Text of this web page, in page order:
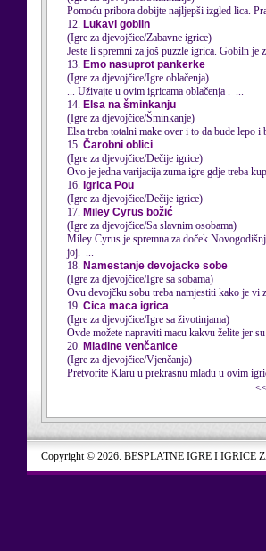
Pomoću pribora dobijte najljepši izgled lica.
12. Lukavi goblin
(Igre za djevojčice/Zabavne igrice)
Jeste li spremni za još puzzle igrica. Gobiln je
13. Emo nasuprot pankerke
(Igre za djevojčice/Igre oblačenja)
... Uživajte u ovim igricama oblačenja . ...
14. Elsa na šminkanju
(Igre za djevojčice/Šminkanje)
Elsa treba totalni make over i to da bude lepo
15. Čarobni oblici
(Igre za djevojčice/Dečije igrice)
Ovo je jedna varijacija zuma igre gdje treba
16. Igrica Pou
(Igre za djevojčice/Dečije igrice)
17. Miley Cyrus božić
(Igre za djevojčice/Sa slavnim osobama)
Miley Cyrus je spremna za doček
joj. ...
18. Namestanje devojacke sobe
(Igre za djevojčice/Igre sa sobama)
Ovu devojčku sobu treba namjestiti kako je vi
19. Cica maca igrica
(Igre za djevojčice/Igre sa životinjama)
Ovde možete napraviti macu kakvu želite jer
20. Mladine venčanice
(Igre za djevojčice/Vjenčanja)
Pretvorite Klaru u prekrasnu mladu u ovim
Copyright © 2026. BESPLATNE IGRE I IGRICE